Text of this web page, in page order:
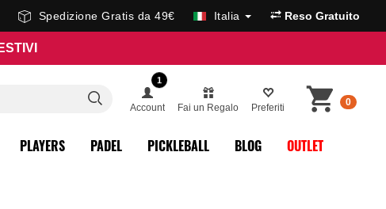
Spedizione Gratis da 49€ Italia Reso Gratuito
1
Account Fai un Regalo Preferiti 0
PLAYERS PADEL PICKLEBALL BLOG OUTLET